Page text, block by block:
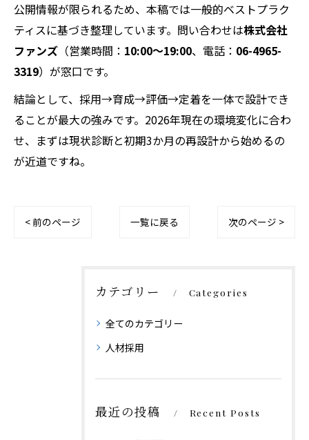
公開情報が限られるため、本稿では一般的ベストプラク
ティスに基づき整理しています。問い合わせは株式会社
ファンズ （営業時間： 10:00～19:00、電話： 06-4965-
3319）が窓口です。
結論として、採用→育成→評価→定着を一体で設計でき
ることが最大の強みです。2026年現在の環境変化に合わ
せ、まずは現状診断と初期3か月の再設計から始めるの
が近道ですね。
< 前のページ 一覧に戻る 次のページ >
カテゴリー Categories
全てのカテゴリー
人材採用
最近の投稿 Recent Posts